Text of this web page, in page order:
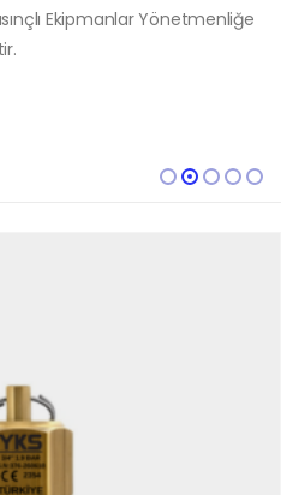
Ekipmanlar Yönetmenliğe